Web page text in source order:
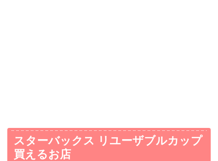
スターバックス リユーザブルカップ
買えるお店